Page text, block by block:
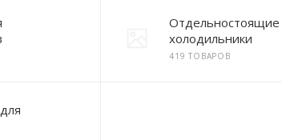
Отдельностоящие
холодильники
419 ТОВАРОВ